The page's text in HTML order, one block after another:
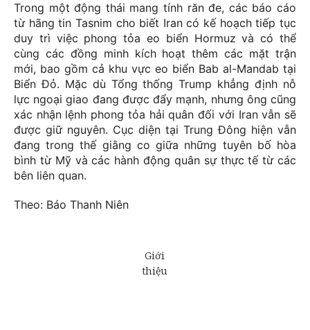
Trong một động thái mang tính răn đe, các báo cáo
từ hãng tin Tasnim cho biết Iran có kế hoạch tiếp tục
duy trì việc phong tỏa eo biển Hormuz và có thể
cùng các đồng minh kích hoạt thêm các mặt trận
mới, bao gồm cả khu vực eo biển Bab al-Mandab tại
Biển Đỏ. Mặc dù Tổng thống Trump khẳng định nỗ
lực ngoại giao đang được đẩy mạnh, nhưng ông cũng
xác nhận lệnh phong tỏa hải quân đối với Iran vẫn sẽ
được giữ nguyên. Cục diện tại Trung Đông hiện vẫn
đang trong thế giằng co giữa những tuyên bố hòa
bình từ Mỹ và các hành động quân sự thực tế từ các
bên liên quan.
Theo: Báo Thanh Niên